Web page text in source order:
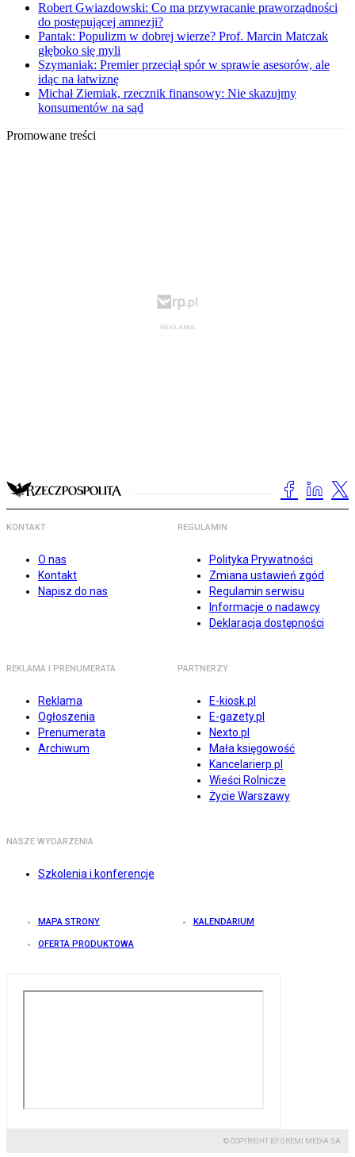
Robert Gwiazdowski: Co ma przywracanie praworządności
do postępującej amnezji?
Pantak: Populizm w dobrej wierze? Prof. Marcin Matczak
głęboko się myli
Szymaniak: Premier przeciął spór w sprawie asesorów, ale
idąc na łatwiznę
Michał Ziemiak, rzecznik finansowy: Nie skazujmy
konsumentów na sąd
Promowane treści
KONTAKT
O nas
Kontakt
Napisz do nas
REGULAMIN
Polityka Prywatności
Zmiana ustawień zgód
Regulamin serwisu
Informacje o nadawcy
Deklaracja dostępności
REKLAMA I PRENUMERATA
Reklama
Ogłoszenia
Prenumerata
Archiwum
PARTNERZY
E-kiosk.pl
E-gazety.pl
Nexto.pl
Mała księgowość
Kancelarierp.pl
Wieści Rolnicze
Życie Warszawy
NASZE WYDARZENIA
Szkolenia i konferencje
MAPA STRONY KALENDARIUM
OFERTA PRODUKTOWA
© COPYRIGHT BY GREMI MEDIA SA